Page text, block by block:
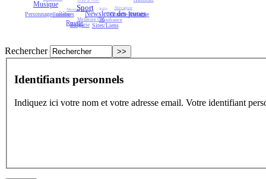
Montagne
Tourisme
Personnages célèbres
Musique
Expos virtuelles
Meilleure CM
Bulgarie
Russie
Sport
Maxifrance
Sites/Liens
Newsletter des jeunes
Grande-Bretagne
Rechercher
Identifiants personnels
Indiquez ici votre nom et votre adresse email. Votre identifiant